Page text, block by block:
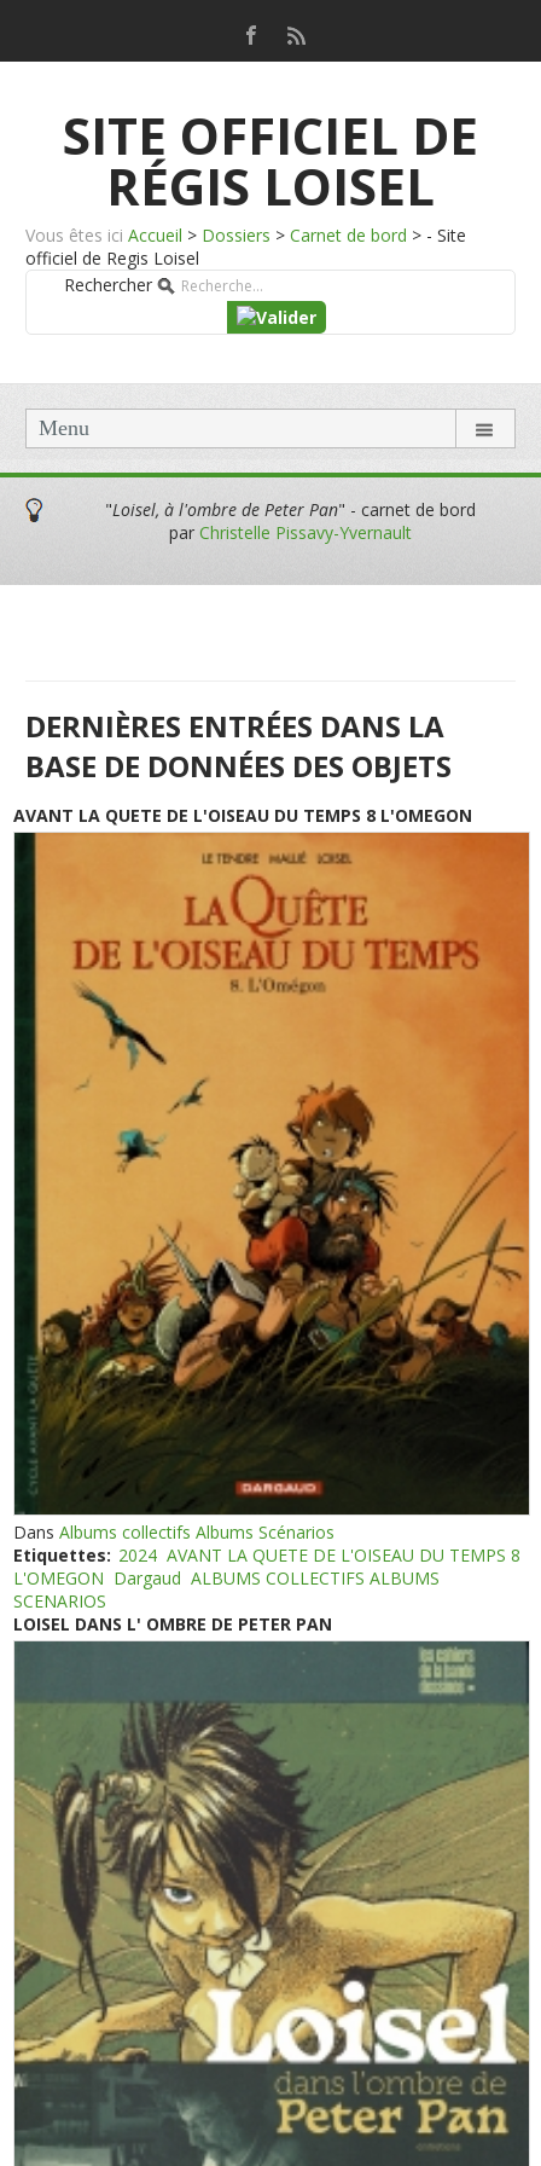
SITE OFFICIEL DE
RÉGIS LOISEL
Vous êtes ici Accueil > Dossiers > Carnet de bord > - Site
officiel de Regis Loisel
Rechercher
Menu
"Loisel, à l'ombre de Peter Pan" - carnet de bord
par Christelle Pissavy-Yvernault
DERNIÈRES ENTRÉES DANS LA
BASE DE DONNÉES DES OBJETS
AVANT LA QUETE DE L'OISEAU DU TEMPS 8 L'OMEGON
DansAlbums collectifs Albums Scénarios
Etiquettes: 2024 AVANT LA QUETE DE L'OISEAU DU TEMPS 8
L'OMEGON Dargaud ALBUMS COLLECTIFS ALBUMS
SCENARIOS
LOISEL DANS L' OMBRE DE PETER PAN